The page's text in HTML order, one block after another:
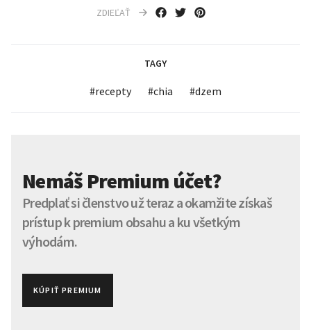
ZDIEĽAŤ
TAGY
#recepty #chia #dzem
Nemáš Premium účet?
Predplať si členstvo už teraz a okamžite získaš
prístup k premium obsahu a ku všetkým
výhodám.
KÚPIŤ PREMIUM